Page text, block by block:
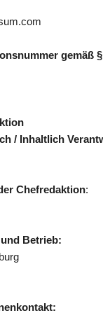
gemäß
/ Inhaltlich
Chefredaktion:
Betrieb: